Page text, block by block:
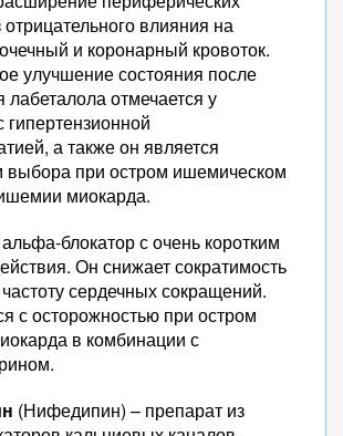
отрицательного влияния на
и коронарный кровоток.
улучшение состояния после
отмечается у
гипертензионной
а также он является
выбора при остром ишемическом
миокарда.
блокатор с очень коротким
Он снижает сократимость
сердечных сокращений.
с осторожностью при остром
в комбинации с
(Нифедипин) – препарат из